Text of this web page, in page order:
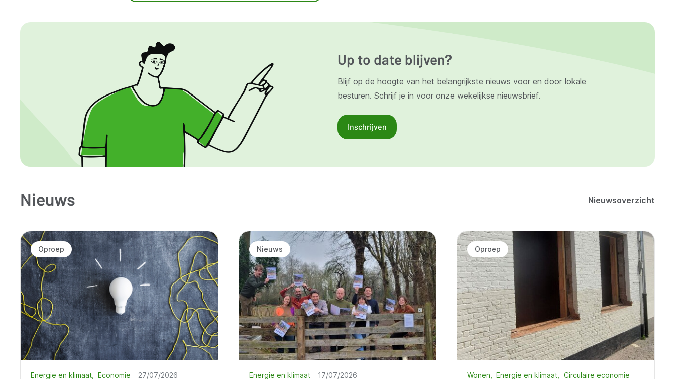
Up to date blijven?
Blijf op de hoogte van het belangrijkste nieuws voor en door lokale
besturen. Schrijf je in voor onze wekelijkse nieuwsbrief.
Inschrijven
Nieuws Nieuwsoverzicht
Oproep
Energie en klimaat Economie 27/07/2026
Nieuws
Energie en klimaat 17/07/2026
Oproep
Wonen Energie en klimaat Circulaire economie